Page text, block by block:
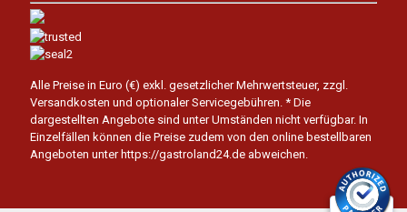
Alle Preise in Euro (€) exkl. gesetzlicher Mehrwertsteuer, zzgl.
Versandkosten und optionaler Servicegebühren. * Die
dargestellten Angebote sind unter Umständen nicht verfügbar. In
Einzelfällen können die Preise zudem von den online bestellbaren
Angeboten unter https://gastroland24.de abweichen.